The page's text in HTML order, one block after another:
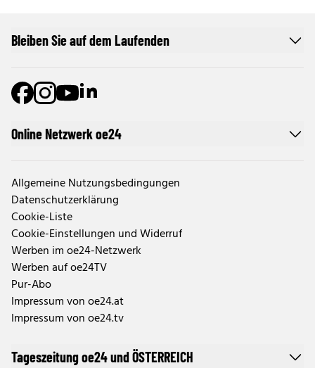
Online Netzwerk oe24
Allgemeine Nutzungsbedingungen
Datenschutzerklärung
Cookie-Liste
Cookie-Einstellungen und Widerruf
Werben im oe24-Netzwerk
Werben auf oe24TV
Pur-Abo
Impressum von oe24.at
Impressum von oe24.tv
Tageszeitung oe24 und ÖSTERREICH
Bleiben Sie auf dem Laufenden